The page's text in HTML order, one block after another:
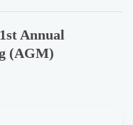
Annual
(AGM)